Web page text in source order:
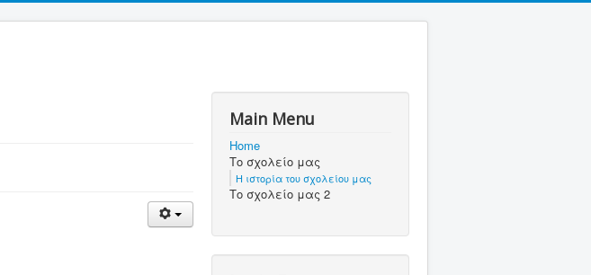
Main Menu
Home
Το σχολείο μας
Η ιστορία του σχολείου μας
Το σχολείο μας 2